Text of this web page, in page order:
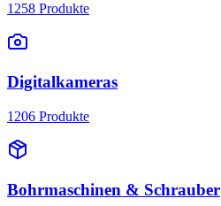
1258 Produkte
Digitalkameras
1206 Produkte
Bohrmaschinen & Schrauber